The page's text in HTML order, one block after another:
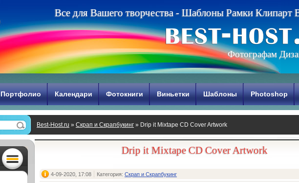
Все для Вашего творчества - Шаблоны Рамки Клипарт
Фотографам
Портфолио Календари Фотокниги Виньетки Шаблоны Photoshop
Best-Host.ru » Скрап и Скрапбукинг » Drip it Mixtape CD Cover Artwork
Drip it Mixtape CD Cover Artwork
4-09-2020, 17:08 Категория: Скрап и Скрапбукинг